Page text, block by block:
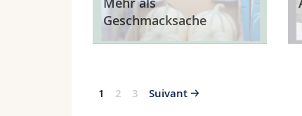
Geschmacksache
1 2 3 Suivant